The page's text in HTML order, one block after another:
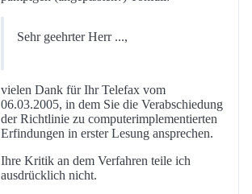
Sehr geehrter Herr ...,
vielen Dank für Ihr Telefax vom
06.03.2005, in dem Sie die Verabschiedung
der Richtlinie zu computerimplementierten
Erfindungen in erster Lesung ansprechen.
Ihre Kritik an dem Verfahren teile ich
ausdrücklich nicht.